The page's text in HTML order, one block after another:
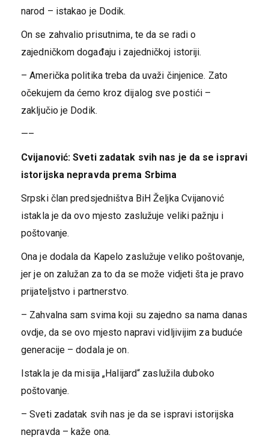
narod – istakao je Dodik.
On se zahvalio prisutnima, te da se radi o
zajedničkom događaju i zajedničkoj istoriji.
– Američka politika treba da uvaži činjenice. Zato
očekujem da ćemo kroz dijalog sve postići –
zaključio je Dodik.
—–
Cvijanović: Sveti zadatak svih nas je da se ispravi
istorijska nepravda prema Srbima
Srpski član predsjedništva BiH Željka Cvijanović
istakla je da ovo mjesto zaslužuje veliki pažnju i
poštovanje.
Ona je dodala da Kapelo zaslužuje veliko poštovanje,
jer je on zalužan za to da se može vidjeti šta je pravo
prijateljstvo i partnerstvo.
– Zahvalna sam svima koji su zajedno sa nama danas
ovdje, da se ovo mjesto napravi vidljivijim za buduće
generacije – dodala je on.
Istakla je da misija „Halijard“ zaslužila duboko
poštovanje.
– Sveti zadatak svih nas je da se ispravi istorijska
nepravda – kaže ona.